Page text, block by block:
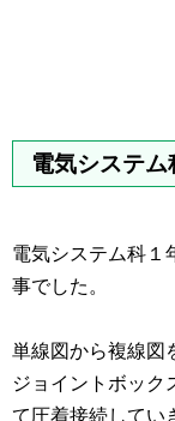
電気システ
電気システム科１
事でした。
単線図から複線図
ジョイントボック
て圧着接続してい